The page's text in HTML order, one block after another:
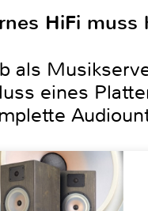
HiFi muss
als
eines